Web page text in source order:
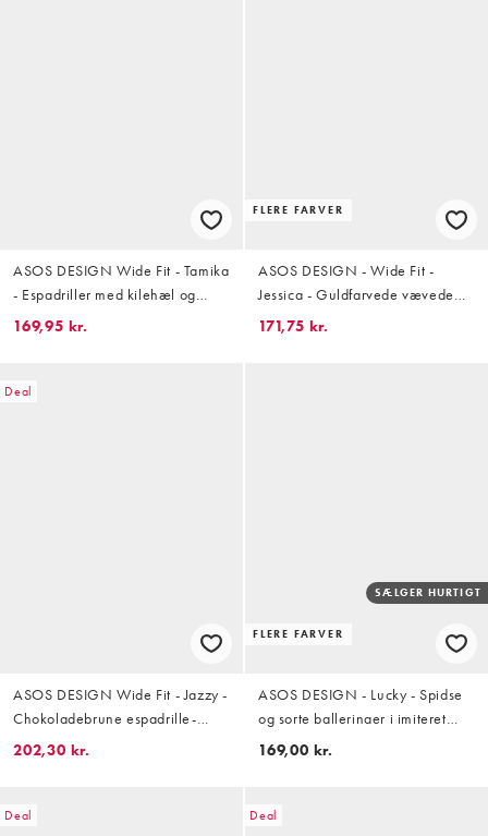
ASOS DESIGN Wide Fit - Tamika
- Espadriller med kilehæl og
gennemsigtig overdel
169,95 kr.
FLERE FARVER
ASOS DESIGN - Wide Fit -
Jessica - Guldfarvede vævede
mule-espadrillesandaler med
171,75 kr.
Deal
ASOS DESIGN Wide Fit - Jazzy -
Chokoladebrune espadrille-
sandaler med sømdetaljer
202,30 kr.
FLERE FARVER
SÆLGER HURTIGT
ASOS DESIGN - Lucky - Spidse
og sorte ballerinaer i imiteret
ruskind
169,00 kr.
Deal Deal